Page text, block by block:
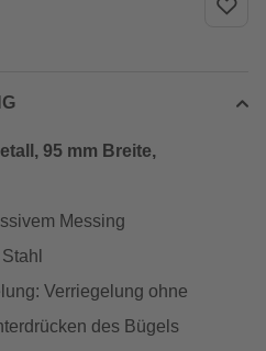
95 mm Breite,
Messing
Verriegelung ohne
des Bügels